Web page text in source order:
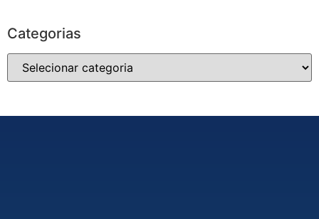
Categorias